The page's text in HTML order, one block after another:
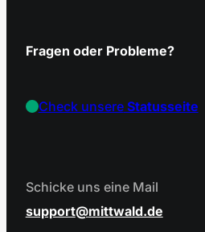
Fragen oder Probleme?
Check unsereStatusseite
Schicke uns eine Mail
support
mittwald.de